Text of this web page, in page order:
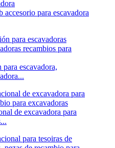
accesorio para escavadora
escavadora,
de excavadora para